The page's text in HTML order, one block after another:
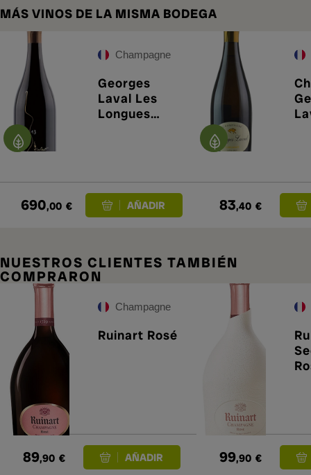
MÁS VINOS DE LA MISMA BODEGA
Champagne
Georges
Laval Les
Longues
690,00 € 83,40 €
NUESTROS CLIENTES TAMBIÉN
COMPRARON
Champagne
Ruinart Rosé
89,90 € 99,90 €